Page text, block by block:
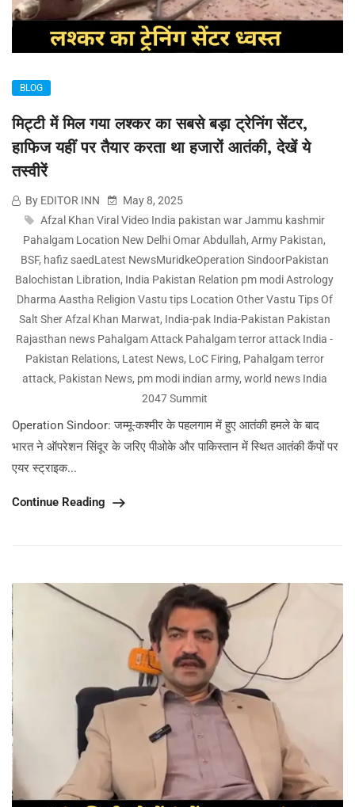
BLOG
मिट्टी में मिल गया लश्कर का सबसे बड़ा ट्रेनिंग सेंटर,
हाफिज यहीं पर तैयार करता था हजारों आतंकी, देखें ये
तस्वीरें
By EDITOR INN
May 8, 2025
Afzal Khan Viral Video India pakistan war Jammu kashmir
Pahalgam Location New Delhi Omar Abdullah, Army Pakistan,
BSF, hafiz saedLatest NewsMuridkeOperation SindoorPakistan
Balochistan Libration, India Pakistan Relation pm modi Astrology
Dharma Aastha Religion Vastu tips Location Other Vastu Tips Of
Salt Sher Afzal Khan Marwat, India-pak India-Pakistan Pakistan
Rajasthan news Pahalgam Attack Pahalgam terror attack India -
Pakistan Relations, Latest News, LoC Firing, Pahalgam terror
attack, Pakistan News, pm modi indian army, world news India
2047 Summit
Operation Sindoor: जम्मू-कश्मीर के पहलगाम में हुए आतंकी हमले के बाद
भारत ने ऑपरेशन सिंदूर के जरिए पीओके और पाकिस्तान में स्थित आतंकी कैंपों पर
एयर स्ट्राइक...
Continue Reading